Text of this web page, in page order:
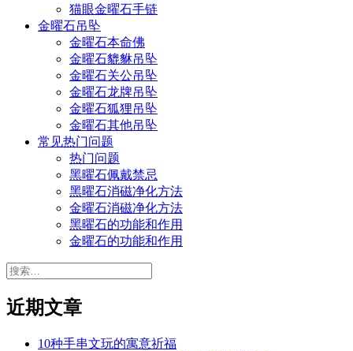
猫眼金曜石手链
金曜石吊坠
金曜石本命佛
金曜石貔貅吊坠
金曜石关公吊坠
金曜石龙牌吊坠
金曜石狐狸吊坠
金曜石其他吊坠
常见热门问题
热门问题
黑曜石佩戴禁忌
黑曜石消磁净化方法
金曜石消磁净化方法
黑曜石的功能和作用
金曜石的功能和作用
搜
近期文章
10种手串文玩的寓意祈福